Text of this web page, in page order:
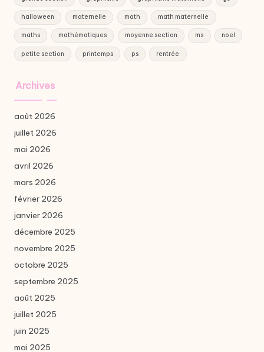
halloween maternelle math math maternelle
maths mathématiques moyenne section ms noel
petite section printemps ps rentrée
Archives
août 2026
juillet 2026
mai 2026
avril 2026
mars 2026
février 2026
janvier 2026
décembre 2025
novembre 2025
octobre 2025
septembre 2025
août 2025
juillet 2025
juin 2025
mai 2025